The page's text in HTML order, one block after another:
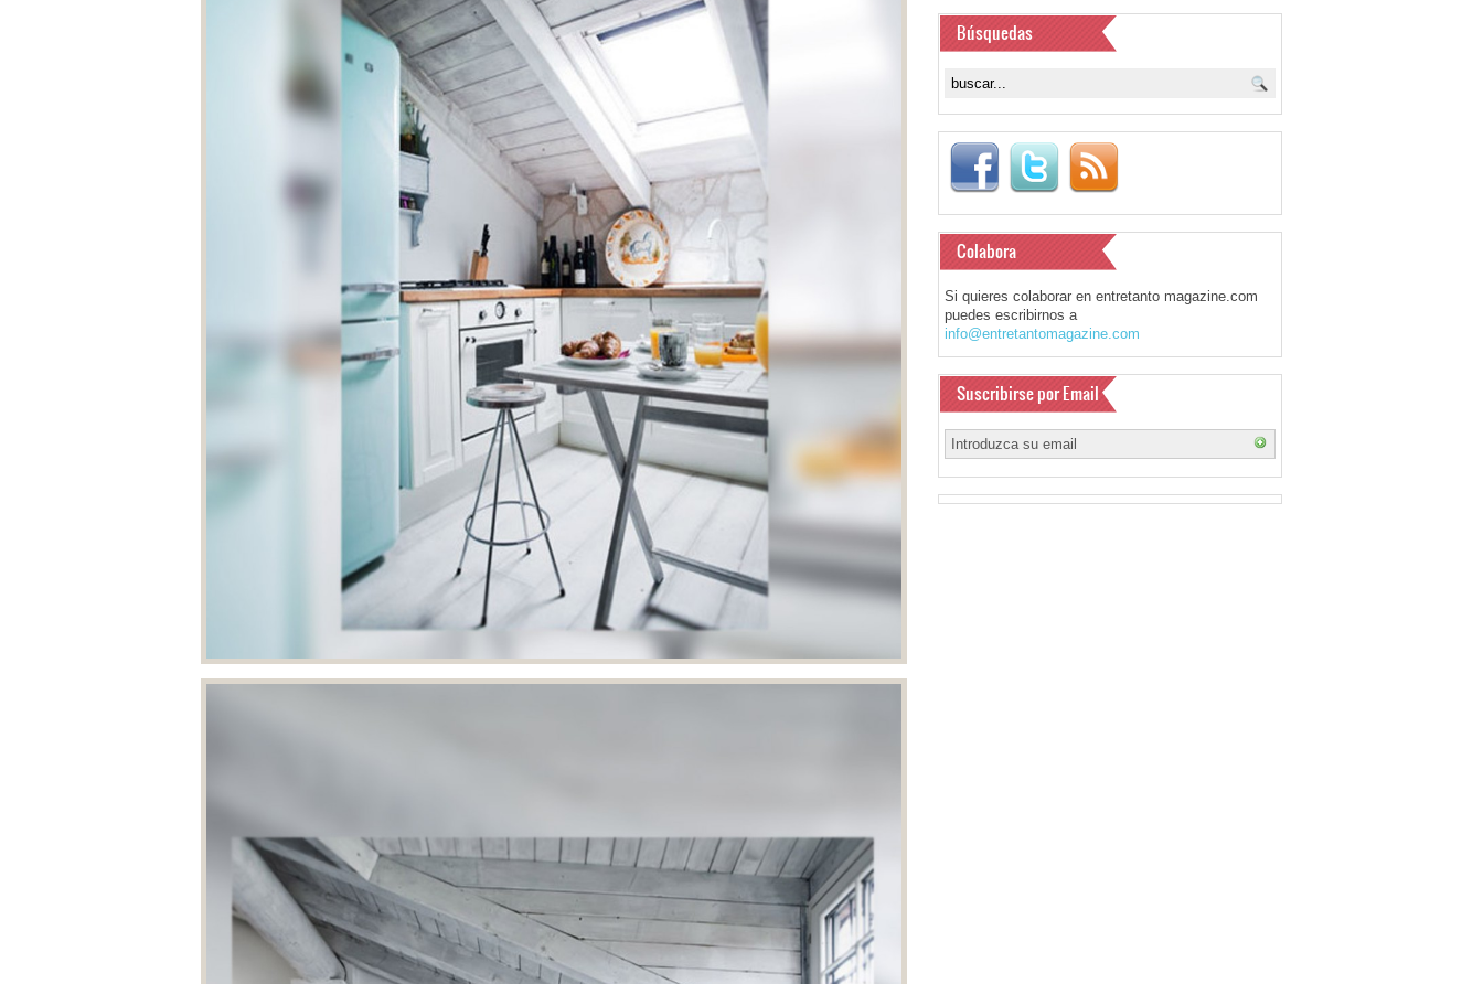
Búsquedas
Colabora
Si quieres colaborar en entretanto magazine.com
puedes escribirnos a
info@entretantomagazine.com
Suscribirse por Email